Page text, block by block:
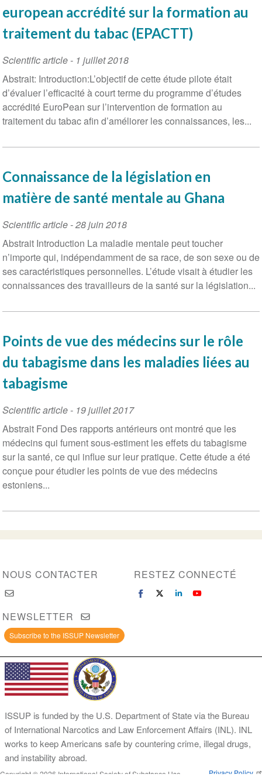
european accrédité sur la formation au
traitement du tabac (EPACTT)
Scientific article- 1 juillet 2018
Abstrait: Introduction:L’objectif de cette étude pilote était
d’évaluer l’efficacité à court terme du programme d’études
accrédité EuroPean sur l’intervention de formation au
traitement du tabac afin d’améliorer les connaissances, les...
Connaissance de la législation en
matière de santé mentale au Ghana
Scientific article-28 juin 2018
Abstrait Introduction La maladie mentale peut toucher
n’importe qui, indépendamment de sa race, de son sexe ou de
ses caractéristiques personnelles. L’étude visait à étudier les
connaissances des travailleurs de la santé sur la législation...
Points de vue des médecins sur le rôle
du tabagisme dans les maladies liées au
tabagisme
Scientific article- 19 juillet 2017
Abstrait Fond Des rapports antérieurs ont montré que les
médecins qui fument sous-estiment les effets du tabagisme
sur la santé, ce qui influe sur leur pratique. Cette étude a été
conçue pour étudier les points de vue des médecins
estoniens...
NOUS CONTACTER RESTEZ CONNECTÉ
NEWSLETTER
Subscribe to the ISSUP Newsletter
ISSUP is funded by the U.S. Department of State via the Bureau
of International Narcotics and Law Enforcement Affairs (INL). INL
works to keep Americans safe by countering crime, illegal drugs,
and instability abroad.
Copyright © 2026 International Society of Substance Use
Privacy Policy